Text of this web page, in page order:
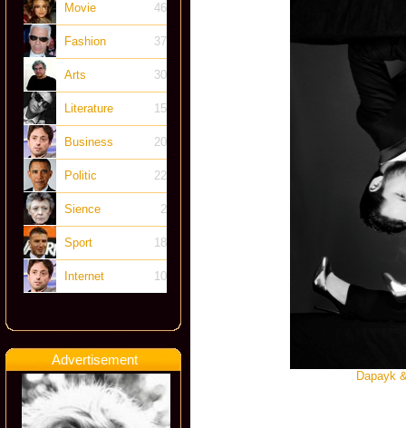
Movie 46
Fashion 37
Arts 30
Literature 15
Business 20
Politic 22
Sience 2
Sport 18
Internet 10
Advertisement
Dapayk